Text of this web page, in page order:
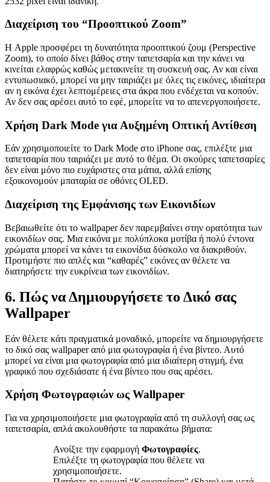
Διαχείριση του “Προοπτικού Zoom”
Η Apple προσφέρει τη δυνατότητα προοπτικού ζουμ (Perspective
Zoom), το οποίο δίνει βάθος στην ταπετσαρία και την κάνει να
κινείται ελαφρώς καθώς μετακινείτε τη συσκευή σας. Αν και είναι
εντυπωσιακό, μπορεί να μην ταιριάζει με όλες τις εικόνες, ιδιαίτερα
αν η εικόνα έχει λεπτομέρειες στα άκρα που ενδέχεται να κοπούν.
Αν δεν σας αρέσει αυτό το εφέ, μπορείτε να το απενεργοποιήσετε.
Χρήση Dark Mode για Αυξημένη Οπτική Αντίθεση
Εάν χρησιμοποιείτε το Dark Mode στο iPhone σας, επιλέξτε μια
ταπετσαρία που ταιριάζει με αυτό το θέμα. Οι σκούρες ταπετσαρίες
δεν είναι μόνο πιο ευχάριστες στα μάτια, αλλά επίσης
εξοικονομούν μπαταρία σε οθόνες OLED.
Διαχείριση της Εμφάνισης των Εικονιδίων
Βεβαιωθείτε ότι το wallpaper δεν παρεμβαίνει στην ορατότητα των
εικονιδίων σας. Μια εικόνα με πολύπλοκα μοτίβα ή πολύ έντονα
χρώματα μπορεί να κάνει τα εικονίδια δύσκολο να διακριθούν.
Προτιμήστε πιο απλές και “καθαρές” εικόνες αν θέλετε να
διατηρήσετε την ευκρίνεια των εικονιδίων.
6. Πώς να Δημιουργήσετε το Δικό σας
Wallpaper
Εάν θέλετε κάτι πραγματικά μοναδικό, μπορείτε να δημιουργήσετε
το δικό σας wallpaper από μια φωτογραφία ή ένα βίντεο. Αυτό
μπορεί να είναι μια φωτογραφία από μια ιδιαίτερη στιγμή, ένα
γραφικό που σχεδιάσατε ή ένα βίντεο που σας αρέσει.
Χρήση Φωτογραφιών ως Wallpaper
Για να χρησιμοποιήσετε μια φωτογραφία από τη συλλογή σας ως
ταπετσαρία, απλά ακολουθήστε τα παρακάτω βήματα:
Ανοίξτε την εφαρμογή Φωτογραφίες.
Επιλέξτε τη φωτογραφία που θέλετε να
χρησιμοποιήσετε.